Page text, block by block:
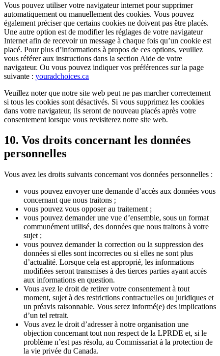
Vous pouvez utiliser votre navigateur internet pour supprimer
automatiquement ou manuellement des cookies. Vous pouvez
également préciser que certains cookies ne doivent pas être placés.
Une autre option est de modifier les réglages de votre navigateur
Internet afin de recevoir un message à chaque fois qu’un cookie est
placé. Pour plus d’informations à propos de ces options, veuillez
vous référer aux instructions dans la section Aide de votre
navigateur. Ou vous pouvez indiquer vos préférences sur la page
suivante : youradchoices.ca
Veuillez noter que notre site web peut ne pas marcher correctement
si tous les cookies sont désactivés. Si vous supprimez les cookies
dans votre navigateur, ils seront de nouveau placés après votre
consentement lorsque vous revisiterez notre site web.
10. Vos droits concernant les données
personnelles
Vous avez les droits suivants concernant vos données personnelles :
vous pouvez envoyer une demande d’accès aux données vous
concernant que nous traitons ;
vous pouvez vous opposer au traitement ;
vous pouvez demander une vue d’ensemble, sous un format
communément utilisé, des données que nous traitons à votre
sujet ;
vous pouvez demander la correction ou la suppression des
données si elles sont incorrectes ou si elles ne sont plus
d’actualité. Lorsque cela est approprié, les informations
modifiées seront transmises à des tierces parties ayant accès
aux informations en question.
Vous avez le droit de retirer votre consentement à tout
moment, sujet à des restrictions contractuelles ou juridiques et
un préavis raisonnable. Vous serez informé(e) des implications
d’un tel retrait.
Vous avez le droit d’adresser à notre organisation une
objection concernant tout non respect de la LPRDE et, si le
problème n’est pas résolu, au Commissariat à la protection de
la vie privée du Canada.